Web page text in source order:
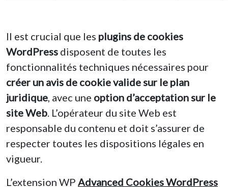
Il est crucial que les plugins de cookies
WordPress disposent de toutes les
fonctionnalités techniques nécessaires pour
créer un avis de cookie valide sur le plan
juridique , avec une option d’acceptation sur le
site Web . L’opérateur du site Web est
responsable du contenu et doit s’assurer de
respecter toutes les dispositions légales en
vigueur.
L’extension WP Advanced Cookies WordPress